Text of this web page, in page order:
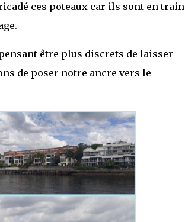
ces poteaux car ils sont en train
être plus discrets de laisser
de poser notre ancre vers le